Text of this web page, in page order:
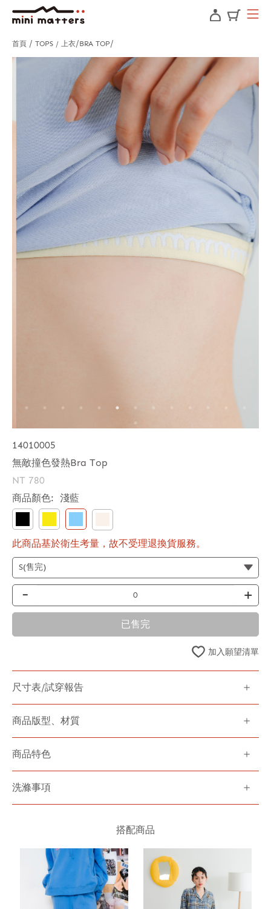
首頁 TOPS / 上衣 BRA TOP
14010005
無敵撞色發熱Bra Top
NT 780
商品顏色: 淺藍
此商品基於衛生考量，故不受理退換貨服務。
- +
已售完
加入願望清單
尺寸表/試穿報告
商品版型、材質
商品特色
洗滌事項
搭配商品